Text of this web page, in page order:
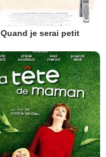
Quand je serai petit